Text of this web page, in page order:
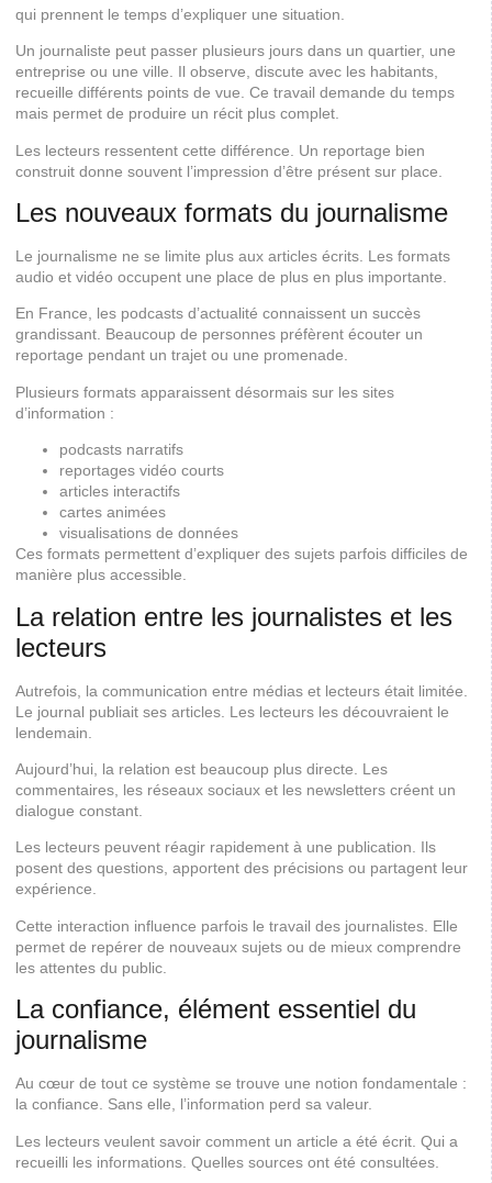
qui prennent le temps d’expliquer une situation.
Un journaliste peut passer plusieurs jours dans un quartier, une
entreprise ou une ville. Il observe, discute avec les habitants,
recueille différents points de vue. Ce travail demande du temps
mais permet de produire un récit plus complet.
Les lecteurs ressentent cette différence. Un reportage bien
construit donne souvent l’impression d’être présent sur place.
Les nouveaux formats du journalisme
Le journalisme ne se limite plus aux articles écrits. Les formats
audio et vidéo occupent une place de plus en plus importante.
En France, les podcasts d’actualité connaissent un succès
grandissant. Beaucoup de personnes préfèrent écouter un
reportage pendant un trajet ou une promenade.
Plusieurs formats apparaissent désormais sur les sites
d’information :
podcasts narratifs
reportages vidéo courts
articles interactifs
cartes animées
visualisations de données
Ces formats permettent d’expliquer des sujets parfois difficiles de
manière plus accessible.
La relation entre les journalistes et les
lecteurs
Autrefois, la communication entre médias et lecteurs était limitée.
Le journal publiait ses articles. Les lecteurs les découvraient le
lendemain.
Aujourd’hui, la relation est beaucoup plus directe. Les
commentaires, les réseaux sociaux et les newsletters créent un
dialogue constant.
Les lecteurs peuvent réagir rapidement à une publication. Ils
posent des questions, apportent des précisions ou partagent leur
expérience.
Cette interaction influence parfois le travail des journalistes. Elle
permet de repérer de nouveaux sujets ou de mieux comprendre
les attentes du public.
La confiance, élément essentiel du
journalisme
Au cœur de tout ce système se trouve une notion fondamentale :
la confiance. Sans elle, l’information perd sa valeur.
Les lecteurs veulent savoir comment un article a été écrit. Qui a
recueilli les informations. Quelles sources ont été consultées.